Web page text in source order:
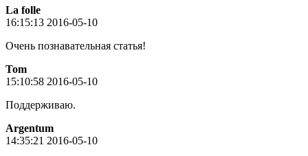
La folle
16:15:13 2016-05-10
Очень познавательная статья!
Tom
15:10:58 2016-05-10
Поддерживаю.
Argentum
14:35:21 2016-05-10